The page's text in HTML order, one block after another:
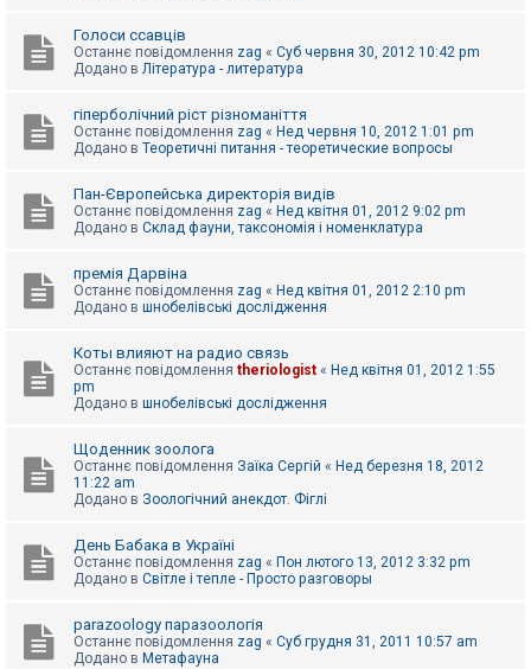
Голоси ссавців
Останнє повідомлення zag « Суб червня 30, 2012 10:42 pm
Додано в Література - литература
гіперболічний ріст різноманіття
Останнє повідомлення zag « Нед червня 10, 2012 1:01 pm
Додано в Теоретичні питання - теоретические вопросы
Пан-Європейська директорія видів
Останнє повідомлення zag « Нед квітня 01, 2012 9:02 pm
Додано в Склад фауни, таксономія і номенклатура
премія Дарвіна
Останнє повідомлення zag « Нед квітня 01, 2012 2:10 pm
Додано в шнобелівські дослідження
Коты влияют на радио связь
Останнє повідомлення theriologist « Нед квітня 01, 2012 1:55
pm
Додано в шнобелівські дослідження
Щоденник зоолога
Останнє повідомлення Заїка Сергій « Нед березня 18, 2012
11:22 am
Додано в Зоологічний анекдот. Фіглі
День Бабака в Україні
Останнє повідомлення zag « Пон лютого 13, 2012 3:32 pm
Додано в Світле і тепле - Просто разговоры
parazoology паразоологія
Останнє повідомлення zag « Суб грудня 31, 2011 10:57 am
Додано в Метафауна